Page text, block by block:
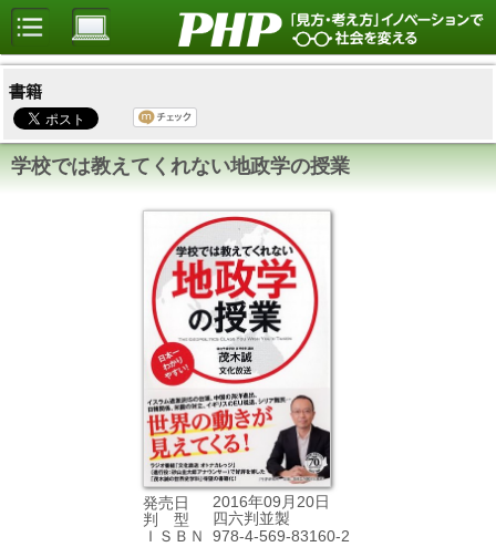
書籍
学校では教えてくれない地政学の授業
発売日
2016年09月20日
判 型
四六判並製
ＩＳＢＮ
978-4-569-83160-2